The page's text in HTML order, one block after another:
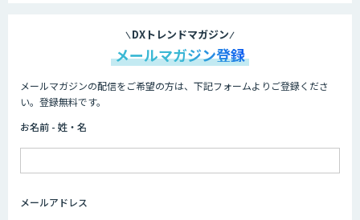
DXトレンドマガジン
メールマガジン登録
メールマガジンの配信をご希望の方は、下記フォームよりご登録くださ
い。登録無料です。
お名前 - 姓・名
メールアドレス